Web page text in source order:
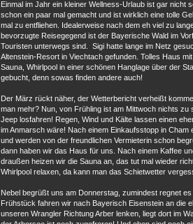
Einmal im Jahr ein kleiner Wellness-Urlaub ist gar nicht
schon ein paar mal gemacht und ist wirklich eine tolle
mal zu entfliehen. Idealerweise nach dem eh viel zu
bevorzugte Reisegegend ist der Bayerische Wald im
Touristen unterwegs sind. Sigi hatte lange im Netz
Altenstein-Resort in Viechtach gefunden. Tolles Haus mit
Sauna, Whirlpool in einer schönen Hanglage über der
gebucht, denn sowas finden andere auch!
Der März rückt näher, der Wetterbericht verheißt
man mehr? Nun, von Frühling ist am Mittwoch nichts zu
Jeep losfahren! Regen, Wind und Kälte lassen einen
im Anmarsch wäre! Nach einem Einkaufsstopp in Cham
und werden von der freundlichen Vermieterin schon
dann haben wir das Haus für uns. Nach einem Kaffee
draußen heizen wir die Sauna an, das tut mal wieder
Whirlpool relaxen, da kann man das Schietwetter
Nebel begrüßt uns am Donnerstag, zumindest regnet
Frühstück fahren wir nach Bayerisch Eisenstein an die
unseren Wrangler Richtung Arber lenken, liegt dort im